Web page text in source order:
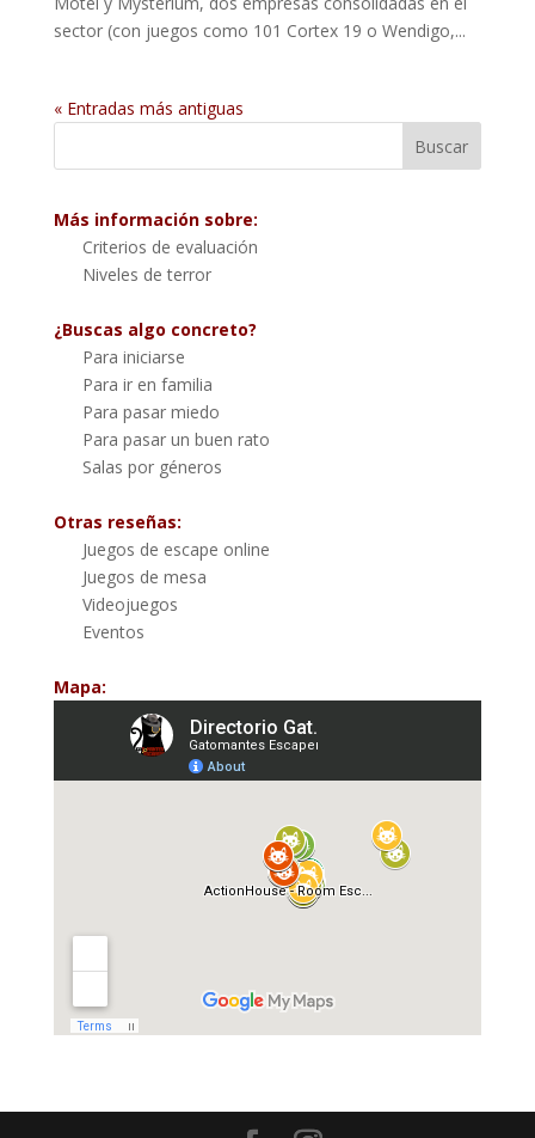
sector (con juegos como 101 Cortex 19 o Wendigo,...
« Entradas más antiguas
Más información sobre:
Criterios de evaluación
Niveles de terror
¿Buscas algo concreto?
Para iniciarse
Para ir en familia
Para pasar miedo
Para pasar un buen rato
Salas por géneros
Otras reseñas:
Juegos de escape online
Juegos de mesa
Videojuegos
Eventos
Mapa: